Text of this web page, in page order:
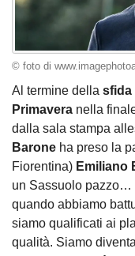
© foto di
Al termine della sfida
Primavera nella
dalla sala stampa
Barone ha preso la
Fiorentina) Emiliano
un Sassuolo pazzo…
quando abbiamo
siamo qualificati ai
qualità. Siamo